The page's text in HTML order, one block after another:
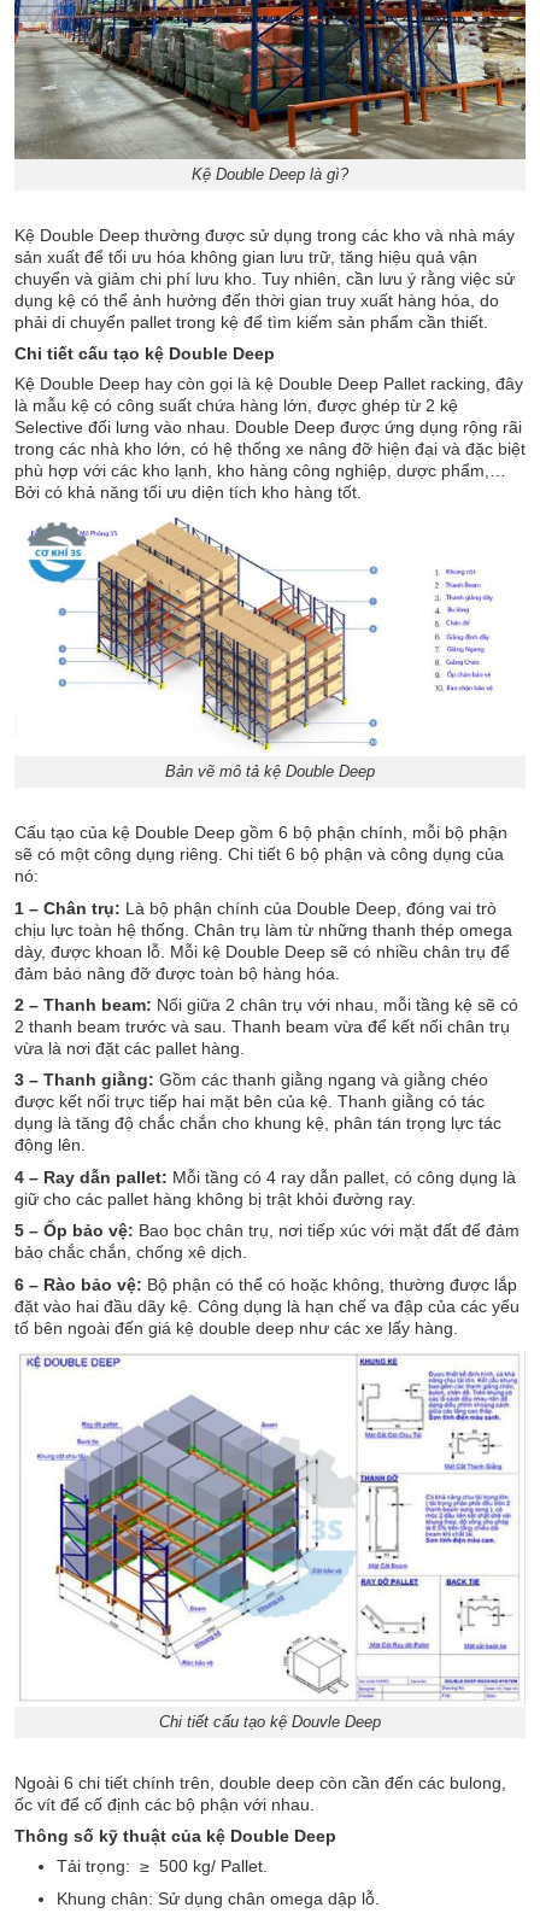
Kệ Double Deep là gì?
Kệ Double Deep thường được sử dụng trong các kho và nhà máy
sản xuất để tối ưu hóa không gian lưu trữ, tăng hiệu quả vận
chuyển và giảm chi phí lưu kho. Tuy nhiên, cần lưu ý rằng việc sử
dụng kệ có thể ảnh hưởng đến thời gian truy xuất hàng hóa, do
phải di chuyển pallet trong kệ để tìm kiếm sản phẩm cần thiết.
Chi tiết cấu tạo kệ Double Deep
Kệ Double Deep hay còn gọi là kệ Double Deep Pallet racking, đây
là mẫu kệ có công suất chứa hàng lớn, được ghép từ 2 kệ
Selective đối lưng vào nhau. Double Deep được ứng dụng rộng rãi
trong các nhà kho lớn, có hệ thống xe nâng đỡ hiện đại và đặc biệt
phù hợp với các kho lạnh, kho hàng công nghiệp, dược phẩm,…
Bởi có khả năng tối ưu diện tích kho hàng tốt.
Bản vẽ mô tả kệ Double Deep
Cấu tạo của kệ Double Deep gồm 6 bộ phận chính, mỗi bộ phận
sẽ có một công dụng riêng. Chi tiết 6 bộ phận và công dụng của
nó:
1 – Chân trụ: Là bộ phận chính của Double Deep, đóng vai trò
chịu lực toàn hệ thống. Chân trụ làm từ những thanh thép omega
dày, được khoan lỗ. Mỗi kệ Double Deep sẽ có nhiều chân trụ để
đảm bảo nâng đỡ được toàn bộ hàng hóa.
2 – Thanh beam: Nối giữa 2 chân trụ với nhau, mỗi tầng kệ sẽ có
2 thanh beam trước và sau. Thanh beam vừa để kết nối chân trụ
vừa là nơi đặt các pallet hàng.
3 – Thanh giằng: Gồm các thanh giằng ngang và giằng chéo
được kết nối trực tiếp hai mặt bên của kệ. Thanh giằng có tác
dụng là tăng độ chắc chắn cho khung kệ, phân tán trọng lực tác
động lên.
4 – Ray dẫn pallet: Mỗi tầng có 4 ray dẫn pallet, có công dụng là
giữ cho các pallet hàng không bị trật khỏi đường ray.
5 – Ốp bảo vệ: Bao bọc chân trụ, nơi tiếp xúc với mặt đất để đảm
bảo chắc chắn, chống xê dịch.
6 – Rào bảo vệ: Bộ phận có thể có hoặc không, thường được lắp
đặt vào hai đầu dãy kệ. Công dụng là hạn chế va đập của các yếu
tố bên ngoài đến giá kệ double deep như các xe lấy hàng.
Chi tiết cấu tạo kệ Douvle Deep
Ngoài 6 chi tiết chính trên, double deep còn cần đến các bulong,
ốc vít để cố định các bộ phận với nhau.
Thông số kỹ thuật của kệ Double Deep
Tải trọng: ≥ 500 kg/ Pallet.
Khung chân: Sử dụng chân omega dập lỗ.